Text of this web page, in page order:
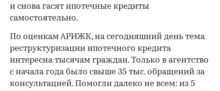
и снова гасят ипотечные кредиты
самостоятельно.
По оценкам АРИЖК, на сегодняшний день тема
реструктуризации ипотечного кредита
интересна тысячам граждан. Только в агентство
с начала года было свыше 35 тыс. обращений за
консультацией. Помогли далеко не всем: из 5